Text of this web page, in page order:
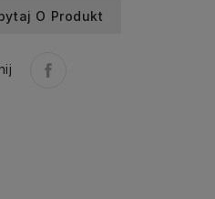
O Produkt